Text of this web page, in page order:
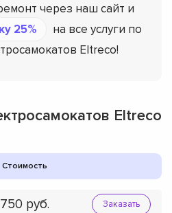
через наш сайт и
25%
на все услуги по
Eltreco!
Eltreco
Стоимость
750 Заказать